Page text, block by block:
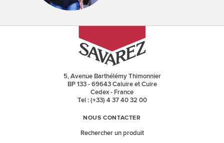
5, Avenue Barthélémy Thimonnier
BP 133 - 69643 Caluire et Cuire
Cedex - France
Tel : (+33) 4 37 40 32 00
NOUS CONTACTER
Rechercher un produit